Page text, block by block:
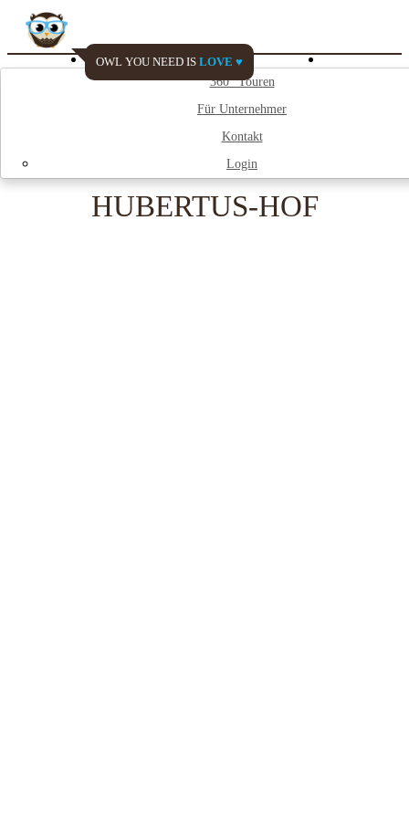
360° Touren
Für Unternehmer
Kontakt
Login
OWL YOU NEED IS LOVE ♥
Watch My City
HUBERTUS-HOF